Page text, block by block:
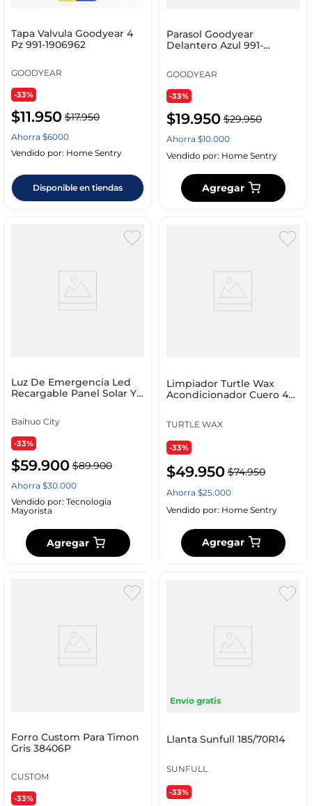
Tapa Valvula Goodyear 4
Pz 991-1906962
GOODYEAR
-33%
$11.950 $17.950
Ahorra $6000
Vendido por: Home Sentry
Disponible en tiendas
Parasol Goodyear
Delantero Azul 991-
GOODYEAR
-33%
$19.950 $29.950
Ahorra $10.000
Vendido por: Home Sentry
Agregar
Luz De Emergencia Led
Recargable Panel Solar Y
Baihuo City
-33%
$59.900 $89.900
Ahorra $30.000
Vendido por: Tecnologia
Mayorista
Agregar
Limpiador Turtle Wax
Acondicionador Cuero 473
TURTLE WAX
-33%
$49.950 $74.950
Ahorra $25.000
Vendido por: Home Sentry
Agregar
Forro Custom Para Timon
Gris 38406P
CUSTOM
-33%
Envío gratis
Llanta Sunfull 185/70R14
SUNFULL
-33%